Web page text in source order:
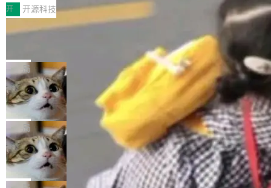
常维护操作，并完整支持 Iceberg V3 格式。
村国家自主创新示范区会议中心开幕。本届大会
由中关村智联软件服务业质量创新联盟主办，以
“智构可信·质创未来——AI原生时代的质量新范
式”为主题，直面AI从实验室走向规模化产业落地
的核心质量命题。会上，《2026智能研发生产力
工具选型手册》发布，Testin云测的Testin XAge
nt智能测试系统入选AI测试领域代表产品。对CI
O而言，这提示了一个转变：AI测试正在从效率
工具升级为企业的质量基础设施。 CIO面对的新
现实 过去两年，CIO们的焦虑清单上多了两项：
一是如何让大模型和智能体应用安全地从PoC走
向生产，二是如何让测试团队跟得上AI应用...
开 开源科技
让非法状态不可表示：一篇关于 ADT
有一种东西，一旦用过就回不去了。Alex Fedos
eev 管它叫"软件设计的基石"。 他说的东西不新
鲜——代数数据类型（ADT），尤其是和类型
（sum type）。但他说清楚了一件事：这不是类
型系统的学术体操，是日常编码的思维方式。 文
章从一个简单的例子切入。一个网站的深色主题
设置，如果用布尔值 + 可空字段来表示——bool
ean 表示是否可切换，nullable 的默认模式、浅
色方案、深色方案——会产生大量无意义的组
合。方案缺了、配置冲突了、全 null 了。要知道
局
Cloudflare 开源内部企业 AI 平台 Clou
dflare OS
Cloudflare 发布了一个开源项目 Cloudflare O
S。如果你只看官方博客，你会觉得这是又一
个"AI 知识库 + 聊天机器人"——每个大厂都在
做，没什么新鲜的。 但 Kenton Varda 在 Twitte
r 上把事情说清楚了： 今天我们发布了 Cloudfla
re OS，一个带连接器的聊天机器人，跟其他所
局
Deno 团队开源 Celld，可自托管的分
布式 Durable Objects
Ryan Dahl 领导的 Deno 团队推出了最新开源项
目 Celld，一个能在自己机器上运行 Cloudflare